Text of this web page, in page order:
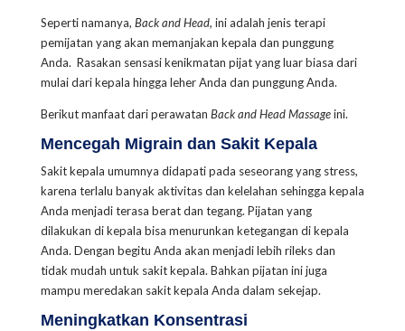
Seperti namanya, Back and Head, ini adalah jenis terapi
pemijatan yang akan memanjakan kepala dan punggung
Anda. Rasakan sensasi kenikmatan pijat yang luar biasa dari
mulai dari kepala hingga leher Anda dan punggung Anda.
Berikut manfaat dari perawatan Back and Head Massageini.
Mencegah Migrain dan Sakit Kepala
Sakit kepala umumnya didapati pada seseorang yang stress,
karena terlalu banyak aktivitas dan kelelahan sehingga kepala
Anda menjadi terasa berat dan tegang. Pijatan yang
dilakukan di kepala bisa menurunkan ketegangan di kepala
Anda. Dengan begitu Anda akan menjadi lebih rileks dan
tidak mudah untuk sakit kepala. Bahkan pijatan ini juga
mampu meredakan sakit kepala Anda dalam sekejap.
Meningkatkan Konsentrasi